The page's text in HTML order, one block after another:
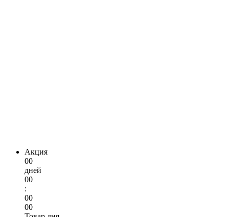
Акция
00
дней
00
:
00
00